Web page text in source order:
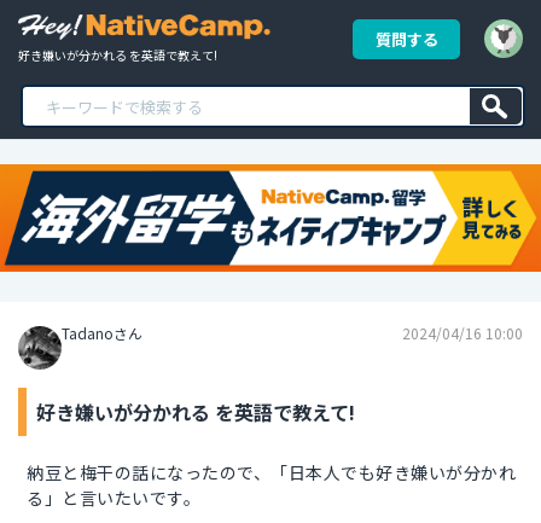
好き嫌いが分かれる を英語で教えて!
質問する
Tadanoさん 2024/04/16 10:00
好き嫌いが分かれる を英語で教えて!
納豆と梅干の話になったので、「日本人でも好き嫌いが分かれ
る」と言いたいです。